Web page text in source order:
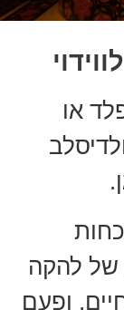
או
של להקה
ופעם